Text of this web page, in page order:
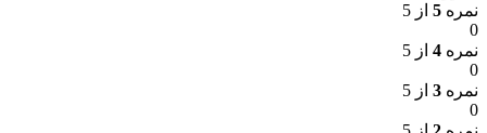
نمره 5 از 5
0
نمره 4 از 5
0
نمره 3 از 5
0